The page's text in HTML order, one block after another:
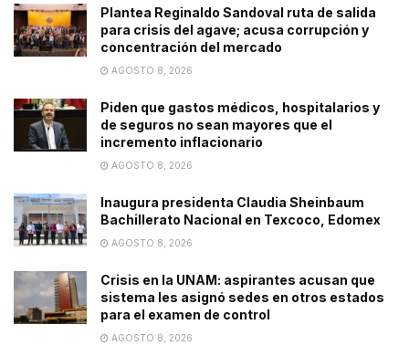
Plantea Reginaldo Sandoval ruta de salida
para crisis del agave; acusa corrupción y
concentración del mercado
AGOSTO 8, 2026
Piden que gastos médicos, hospitalarios y
de seguros no sean mayores que el
incremento inflacionario
AGOSTO 8, 2026
Inaugura presidenta Claudia Sheinbaum
Bachillerato Nacional en Texcoco, Edomex
AGOSTO 8, 2026
Crisis en la UNAM: aspirantes acusan que
sistema les asignó sedes en otros estados
para el examen de control
AGOSTO 8, 2026